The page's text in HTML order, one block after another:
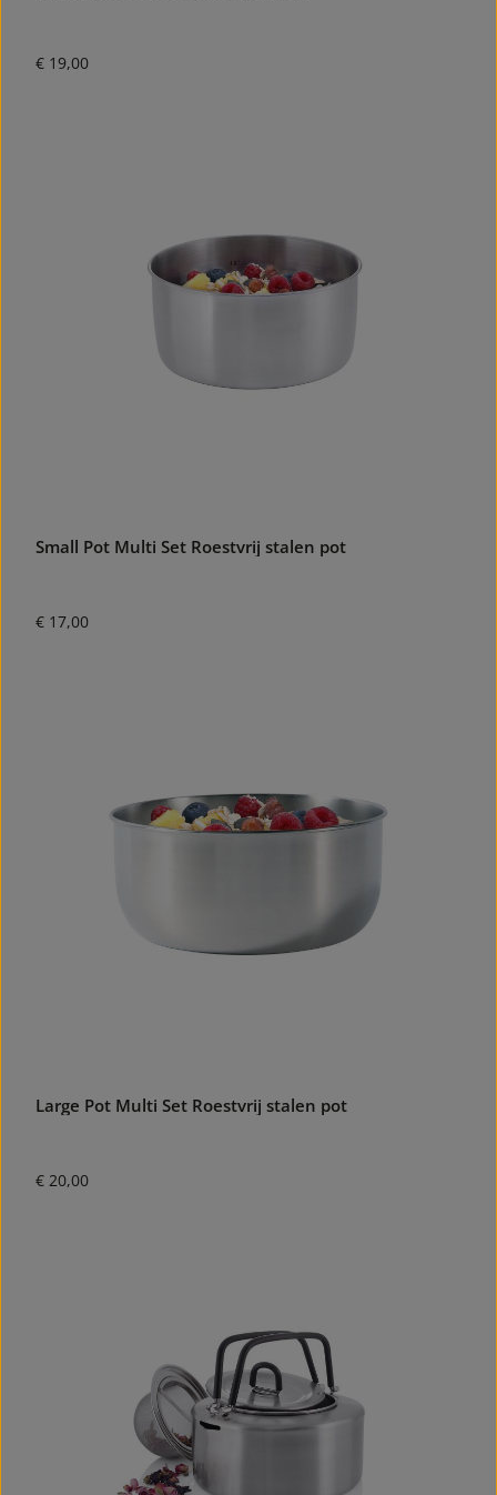
Normale prijs:
€ 19,00
Small Pot Multi Set Roestvrij stalen pot
Normale prijs:
€ 17,00
Large Pot Multi Set Roestvrij stalen pot
Normale prijs:
€ 20,00